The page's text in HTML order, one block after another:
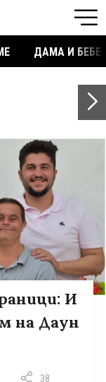
ДАМА И БЕБЕ
И
на Даун
38